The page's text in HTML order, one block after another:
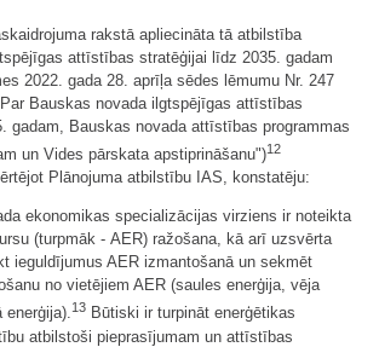
rakstā apliecināta tā atbilstība
attīstības stratēģijai līdz 2035. gadam
2022. gada 28. aprīļa sēdes lēmumu Nr. 247
Bauskas novada ilgtspējīgas attīstības
gadam, Bauskas novada attīstības programmas
un Vides pārskata apstiprināšanu")12
Plānojuma atbilstību IAS, konstatēju:
ekonomikas specializācijas virziens ir noteikta
(turpmāk - AER) ražošana, kā arī uzsvērta
ieguldījumus AER izmantošanā un sekmēt
no vietējiem AER (saules enerģija, vēja
enerģija).13 Būtiski ir turpināt enerģētikas
atbilstoši pieprasījumam un attīstības